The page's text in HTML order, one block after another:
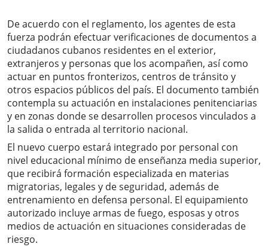
De acuerdo con el reglamento, los agentes de esta
fuerza podrán efectuar verificaciones de documentos a
ciudadanos cubanos residentes en el exterior,
extranjeros y personas que los acompañen, así como
actuar en puntos fronterizos, centros de tránsito y
otros espacios públicos del país. El documento también
contempla su actuación en instalaciones penitenciarias
y en zonas donde se desarrollen procesos vinculados a
la salida o entrada al territorio nacional.
El nuevo cuerpo estará integrado por personal con
nivel educacional mínimo de enseñanza media superior,
que recibirá formación especializada en materias
migratorias, legales y de seguridad, además de
entrenamiento en defensa personal. El equipamiento
autorizado incluye armas de fuego, esposas y otros
medios de actuación en situaciones consideradas de
riesgo.